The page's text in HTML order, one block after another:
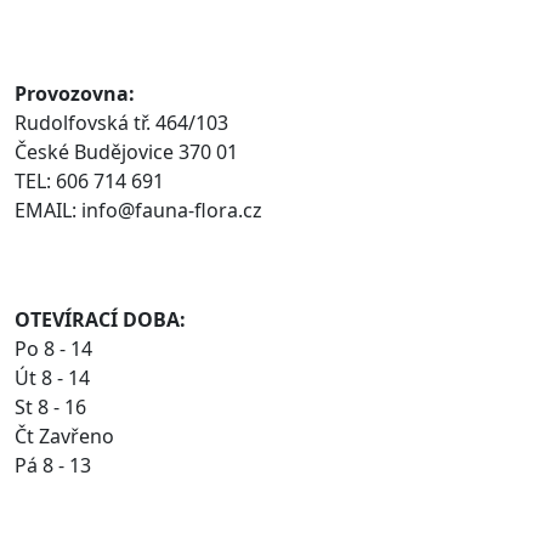
Provozovna:
Rudolfovská tř. 464/103
České Budějovice 370 01
TEL: 606 714 691
EMAIL: info@fauna-flora.cz
OTEVÍRACÍ DOBA:
Po 8 - 14
Út 8 - 14
St 8 - 16
Čt Zavřeno
Pá 8 - 13